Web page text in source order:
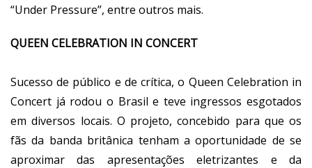
“Under Pressure”, entre outros mais.
QUEEN CELEBRATION IN CONCERT
Sucesso de público e de crítica, o Queen Celebration in
Concert já rodou o Brasil e teve ingressos esgotados
em diversos locais. O projeto, concebido para que os
fãs da banda britânica tenham a oportunidade de se
aproximar das apresentações eletrizantes e da